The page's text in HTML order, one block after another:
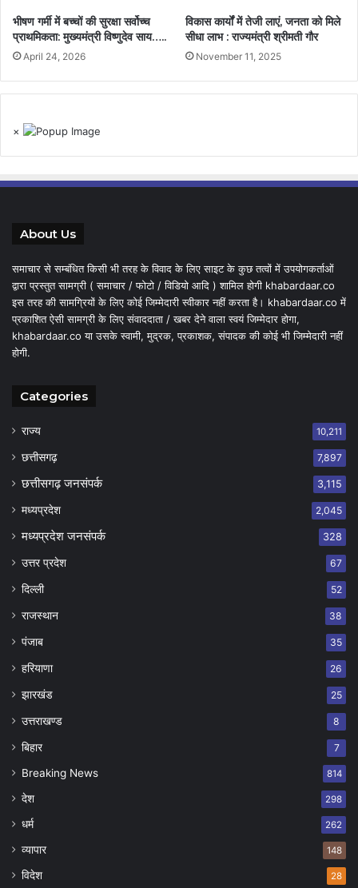
भीषण गर्मी में बच्चों की सुरक्षा सर्वोच्च
प्राथमिकता: मुख्यमंत्री विष्णुदेव साय…..
April 24, 2026
विकास कार्यों में तेजी लाएं, जनता को मिले
सीधा लाभ : राज्यमंत्री श्रीमती गौर
November 11, 2025
×
About Us
समाचार से सम्बंधित किसी भी तरह के विवाद के लिए साइट के कुछ तत्वों में उपयोगकर्ताओं
द्वारा प्रस्तुत सामग्री ( समाचार / फोटो / विडियो आदि ) शामिल होगी khabardaar.co
इस तरह की सामग्रियों के लिए कोई जिम्मेदारी स्वीकार नहीं करता है। khabardaar.co में
प्रकाशित ऐसी सामग्री के लिए संवाददाता / खबर देने वाला स्वयं जिम्मेदार होगा,
khabardaar.co या उसके स्वामी, मुद्रक, प्रकाशक, संपादक की कोई भी जिम्मेदारी नहीं
होगी.
Categories
राज्य 10,211
छत्तीसगढ़ 7,897
छत्तीसगढ़ जनसंपर्क 3,115
मध्यप्रदेश 2,045
मध्यप्रदेश जनसंपर्क 328
उत्तर प्रदेश 67
दिल्ली 52
राजस्थान 38
पंजाब 35
हरियाणा 26
झारखंड 25
उत्तराखण्ड 8
बिहार 7
Breaking News 814
देश 298
धर्म 262
व्यापार 148
विदेश 28